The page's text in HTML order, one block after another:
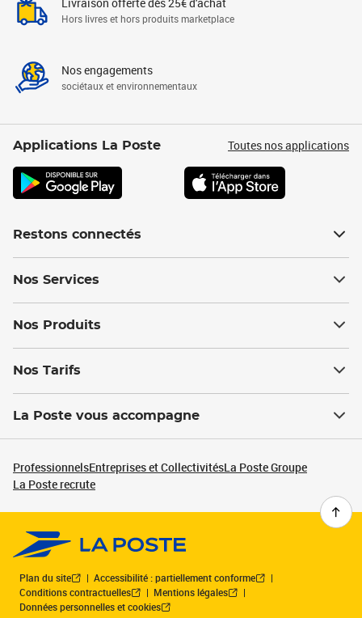
Hors livres et hors produits marketplace
Nos engagements
sociétaux et environnementaux
Applications La Poste Toutes nos applications
Restons connectés
Nos Services
Nos Produits
Nos Tarifs
La Poste vous accompagne
ProfessionnelsEntreprises et CollectivitésLa Poste Groupe
La Poste recrute
Plan du site
Accessibilité : partiellement conforme
Conditions contractuelles
Mentions légales
Données personnelles et cookies